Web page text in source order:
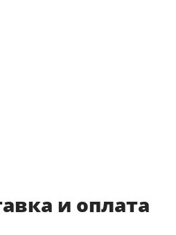
и оплата